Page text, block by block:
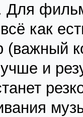
Для
как
(важный
и